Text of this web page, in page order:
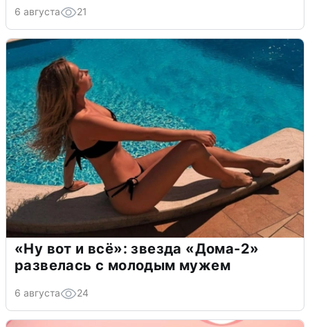
6 августа 21
«Ну вот и всё»: звезда «Дома-2»
развелась с молодым мужем
6 августа 24